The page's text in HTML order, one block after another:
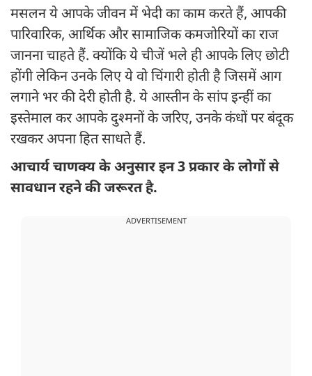
मसलन ये आपके जीवन में भेदी का काम करते हैं, आपकी
पारिवारिक, आर्थिक और सामाजिक कमजोरियों का राज
जानना चाहते हैं. क्योंकि ये चीजें भले ही आपके लिए छोटी
होंगी लेकिन उनके लिए ये वो चिंगारी होती है जिसमें आग
लगाने भर की देरी होती है. ये आस्तीन के सांप इन्हीं का
इस्तेमाल कर आपके दुश्मनों के जरिए, उनके कंधों पर बंदूक
रखकर अपना हित साधते हैं.
आचार्य चाणक्य के अनुसार इन 3 प्रकार के लोगों से
सावधान रहने की जरूरत है.
ADVERTISEMENT